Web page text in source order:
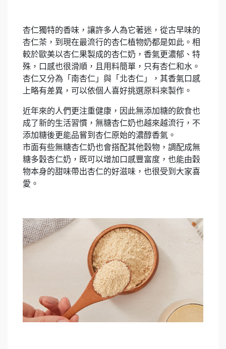
杏仁獨特的香味，讓許多人為它著迷，從古早味的
杏仁茶，到現在最流行的杏仁植物奶都是如此。相
較於歐美以杏仁果製成的杏仁奶，香氣更濃郁、特
殊，口感也很滑順，且用料簡單，只有杏仁和水。
杏仁又分為「南杏仁」與「北杏仁」，其香氣口感
上略有差異，可以依個人喜好挑選原料來製作。
近年來的人們更注重健康，因此無添加糖的飲食也
成了新的生活習慣，無糖杏仁奶也越來越流行，不
添加糖後更能品嘗到杏仁原始的濃醇香氣。
市面有些無糖杏仁奶也會搭配其他穀物，調配成無
糖多穀杏仁奶，既可以增加口感豐富度，也能由穀
物本身的甜味帶出杏仁的好滋味，也很受到大家喜
愛。